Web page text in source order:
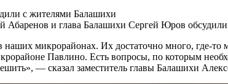
с жителями Балашихи
и глава Балашихи Сергей Юров
микрорайонах. Их достаточно много, где-
Павлино. Есть вопросы, по которым
— сказал заместитель главы Балашихи